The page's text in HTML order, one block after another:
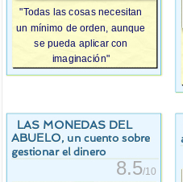
"Todas las cosas necesitan
un mínimo de orden, aunque
se pueda aplicar con
imaginación"
LAS MONEDAS DEL
ABUELO, un cuento sobre
gestionar el dinero
8.5/10